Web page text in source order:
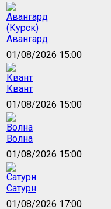
Авангард
01/08/2026 15:00
Квант
01/08/2026 15:00
Волна
01/08/2026 15:00
Сатурн
01/08/2026 17:00